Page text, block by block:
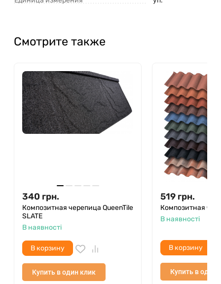
Смотрите также
340 грн.
Композитная черепица QueenTile
SLATE
В наявності
В корзину
Купить в один клик
519 грн.
Композитная
В наявності
В корзину
Купить в один